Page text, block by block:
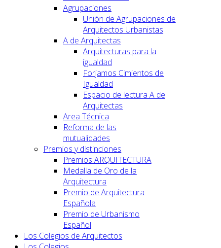
Agrupaciones
Unión de Agrupaciones de
Arquitectos Urbanistas
A de Arquitectas
Arquitecturas para la
igualdad
Forjamos Cimientos de
Igualdad
Espacio de lectura A de
Arquitectas
Area Técnica
Reforma de las
mutualidades
Premios y distinciones
Premios ARQUITECTURA
Medalla de Oro de la
Arquitectura
Premio de Arquitectura
Española
Premio de Urbanismo
Español
Los Colegios de Arquitectos